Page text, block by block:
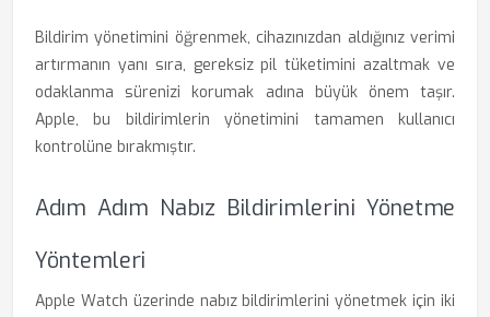
Bildirim yönetimini öğrenmek, cihazınızdan aldığınız verimi
artırmanın yanı sıra, gereksiz pil tüketimini azaltmak ve
odaklanma sürenizi korumak adına büyük önem taşır.
Apple, bu bildirimlerin yönetimini tamamen kullanıcı
kontrolüne bırakmıştır.
Adım Adım Nabız Bildirimlerini Yönetme
Yöntemleri
Apple Watch üzerinde nabız bildirimlerini yönetmek için iki